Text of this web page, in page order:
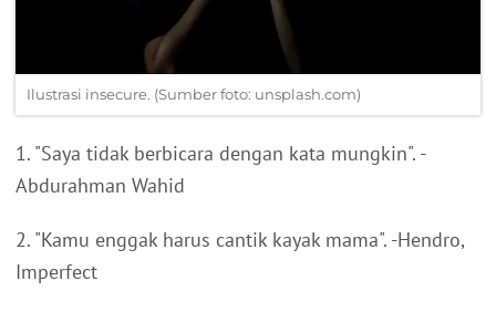
Ilustrasi insecure. (Sumber foto: unsplash.com)
1. "Saya tidak berbicara dengan kata mungkin". -
Abdurahman Wahid
2. "Kamu enggak harus cantik kayak mama". -Hendro,
Imperfect